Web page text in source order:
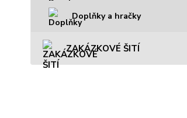
Doplňky a hračky
ZAKÁZKOVÉ ŠITÍ